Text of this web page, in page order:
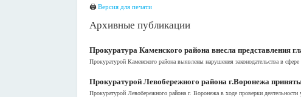
🖨 Версия для печати
Архивные публикации
Прокуратура Каменского района внесла представления
Прокуратурой Каменского района выявлены нарушения законодательства в
Прокуратурой Левобережного района г.Воронежа
Прокуратурой Левобережного района г. Воронежа в ходе проверки